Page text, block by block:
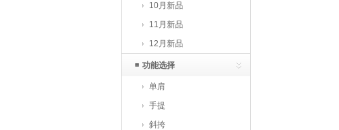
10月新品
11月新品
12月新品
功能选择
单肩
手提
斜挎